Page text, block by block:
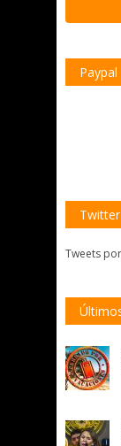
Paypal
Twitter
Tweets